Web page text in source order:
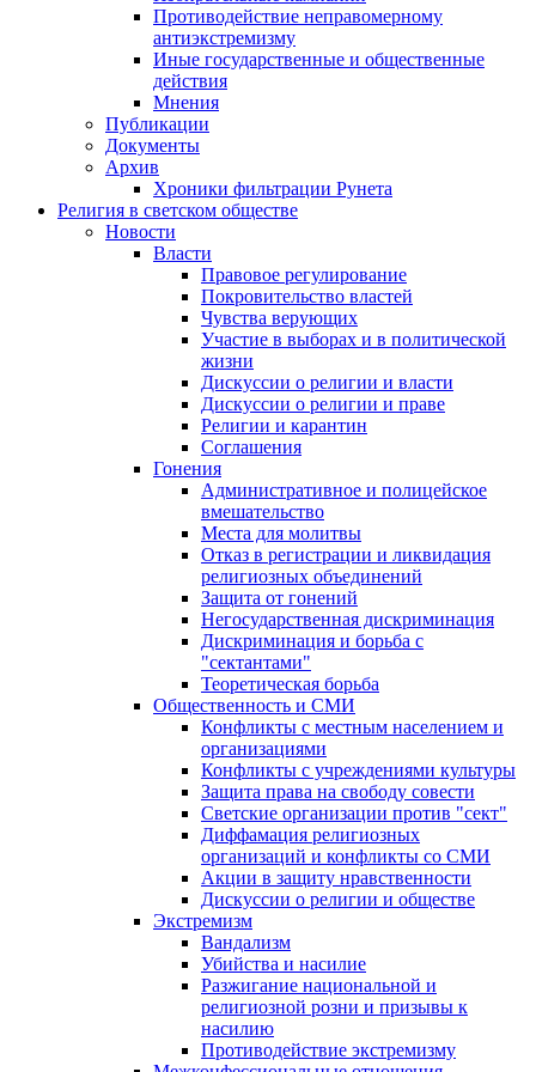
Противодействие неправомерному
антиэкстремизму
Иные государственные и общественные
действия
Мнения
Публикации
Документы
Архив
Хроники фильтрации Рунета
Религия в светском обществе
Новости
Власти
Правовое регулирование
Покровительство властей
Чувства верующих
Участие в выборах и в политической
жизни
Дискуссии о религии и власти
Дискуссии о религии и праве
Религии и карантин
Соглашения
Гонения
Административное и полицейское
вмешательство
Места для молитвы
Отказ в регистрации и ликвидация
религиозных объединений
Защита от гонений
Негосударственная дискриминация
Дискриминация и борьба с
"сектантами"
Теоретическая борьба
Общественность и СМИ
Конфликты с местным населением и
организациями
Конфликты с учреждениями культуры
Защита права на свободу совести
Светские организации против "сект"
Диффамация религиозных
организаций и конфликты со СМИ
Акции в защиту нравственности
Дискуссии о религии и обществе
Экстремизм
Вандализм
Убийства и насилие
Разжигание национальной и
религиозной розни и призывы к
насилию
Противодействие экстремизму